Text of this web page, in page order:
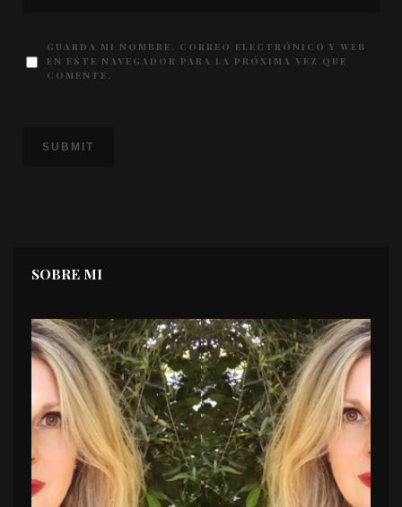
GUARDA MI NOMBRE, CORREO ELECTRÓNICO Y WEB
EN ESTE NAVEGADOR PARA LA PRÓXIMA VEZ QUE
COMENTE.
SOBRE MI